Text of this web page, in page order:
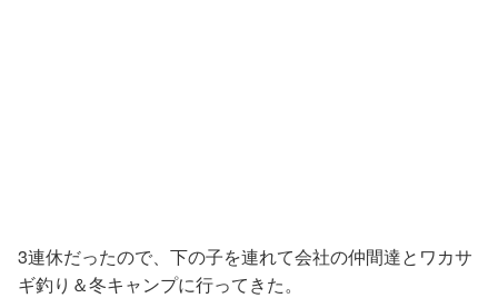
3連休だったので、下の子を連れて会社の仲間達とワカサ
ギ釣り＆冬キャンプに行ってきた。